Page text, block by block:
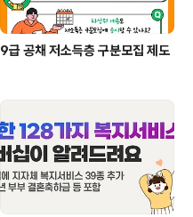
9급 공채 저소득층 구분모집 제도